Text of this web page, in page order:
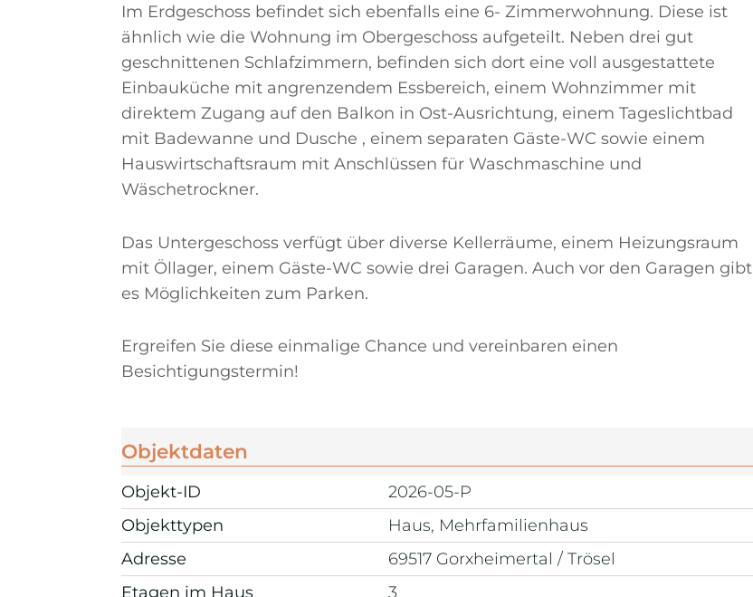
Im Erdgeschoss befindet sich ebenfalls eine 6- Zimmerwohnung. Diese ist
ähnlich wie die Wohnung im Obergeschoss aufgeteilt. Neben drei gut
geschnittenen Schlafzimmern, befinden sich dort eine voll ausgestattete
Einbauküche mit angrenzendem Essbereich, einem Wohnzimmer mit
direktem Zugang auf den Balkon in Ost-Ausrichtung, einem Tageslichtbad
mit Badewanne und Dusche , einem separaten Gäste-WC sowie einem
Hauswirtschaftsraum mit Anschlüssen für Waschmaschine und
Wäschetrockner.
Das Untergeschoss verfügt über diverse Kellerräume, einem Heizungsraum
mit Öllager, einem Gäste-WC sowie drei Garagen. Auch vor den Garagen gibt
es Möglichkeiten zum Parken.
Ergreifen Sie diese einmalige Chance und vereinbaren einen
Besichtigungstermin!
Objektdaten
Objekt-ID
2026-05-P
Objekttypen
Haus, Mehrfamilienhaus
Adresse
69517 Gorxheimertal / Trösel
Etagen im Haus
3